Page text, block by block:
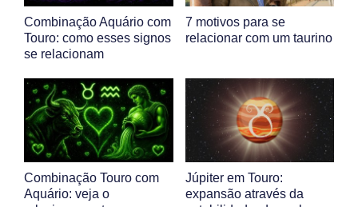
Combinação Aquário com
Touro: como esses signos
se relacionam
7 motivos para se
relacionar com um taurino
Combinação Touro com
Aquário: veja o
Júpiter em Touro:
expansão através da